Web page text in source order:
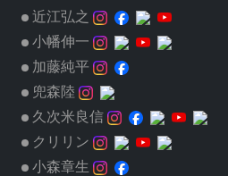
近江弘之
小幡伸一
加藤純平
兜森陸
久次米良信
クリリン
小森章生